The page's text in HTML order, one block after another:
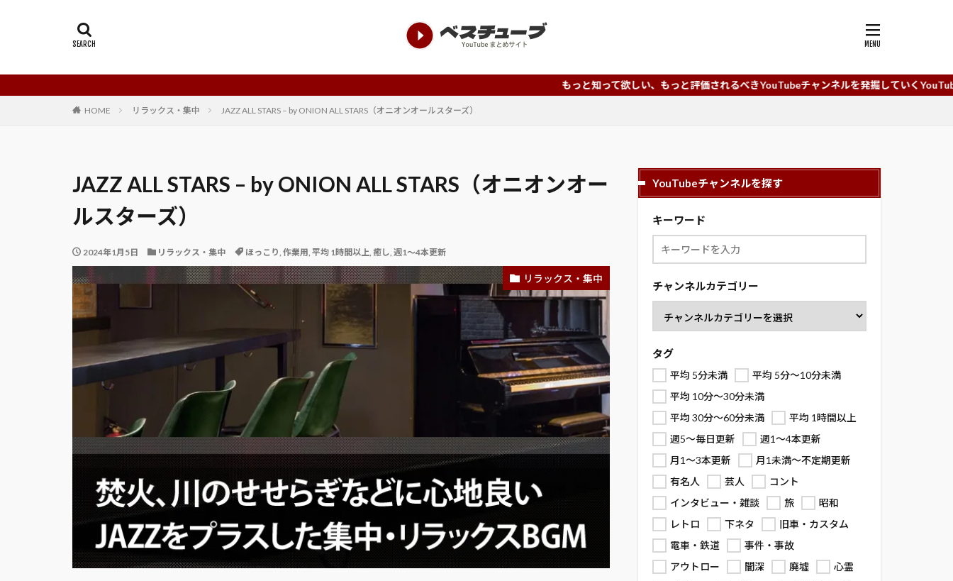
もっと知って欲しい、もっと評価されるべきYouTubeチャンネルを発掘していくYouTubeチャンネルま
HOME リラックス・集中 JAZZ ALL STARS – by ONION ALL STARS（オニオンオールスターズ）
JAZZ ALL STARS – by ONION ALL STARS（オニオンオー
ルスターズ）
2024年1月5日 リラックス・集中 ほっこり, 作業用, 平均 1時間以上, 癒し, 週1～4本更新
リラックス・集中
YouTubeチャンネルを探す
キーワード
チャンネルカテゴリー
タグ
平均 5分未満
平均 5分～10分未満
平均 10分～30分未満
平均 30分～60分未満
平均 1時間以上
週5～毎日更新
週1～4本更新
月1～3本更新
月1未満～不定期更新
有名人
芸人
コント
インタビュー・雑談
旅
昭和
レトロ
下ネタ
旧車・カスタム
電車・鉄道
事件・事故
アウトロー
闇深 廃墟
心霊